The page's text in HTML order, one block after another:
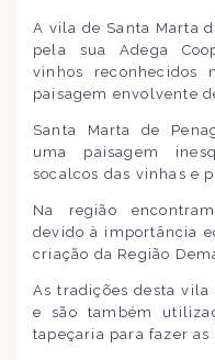
A vila de Santa Marta
pela sua Adega
vinhos reconhecidos
paisagem envolvente
Santa Marta de
uma paisagem
socalcos das vinhas e
Na região
devido à importância
criação da Região
As tradições desta
e são também
tapeçaria para fazer as